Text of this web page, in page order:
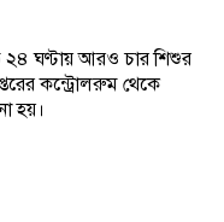
২৪ ঘণ্টায় আরও চার শিশুর
কন্ট্রোলরুম থেকে
হয়।